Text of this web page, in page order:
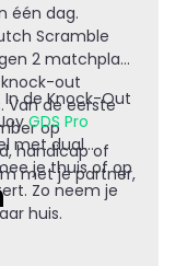
één dag.
Scramble
2 matchplay
out
Van de eerste
op
handicap of
met je partner,
de Knock-Out
GDS Pro
met dual
je thuis of op
Zo neem je
huis.